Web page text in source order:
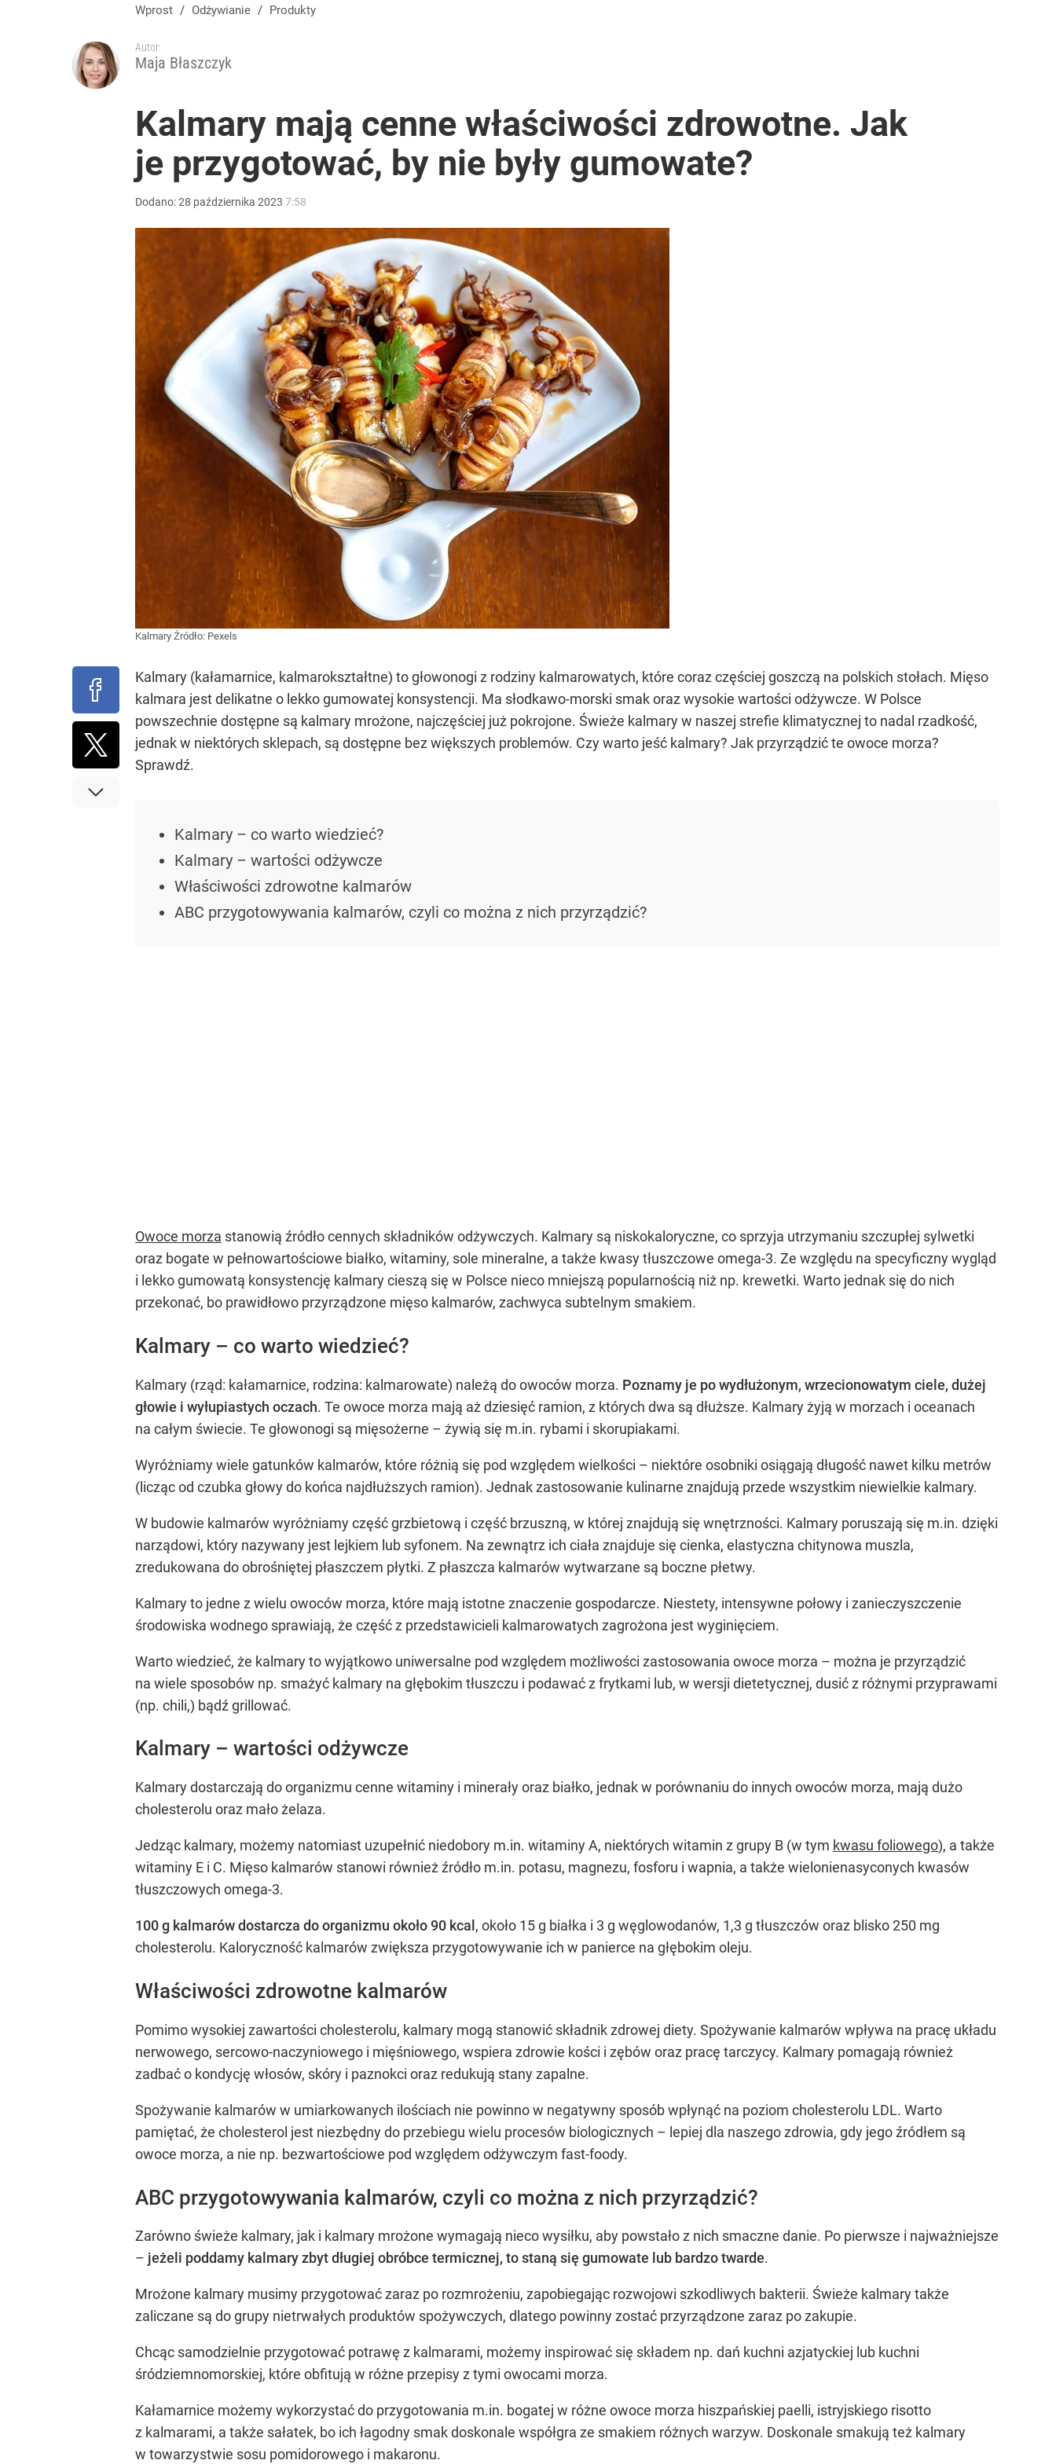
Wprost / Odżywianie / Produkty
Autor:
Maja Błaszczyk
Kalmary mają cenne właściwości zdrowotne. Jak
je przygotować, by nie były gumowate?
Dodano:28 października 2023 7:58
Kalmary Źródło: Pexels
Kalmary (kałamarnice, kalmarokształtne) to głowonogi z rodziny kalmarowatych, które coraz częściej goszczą na polskich stołach. Mięso
kalmara jest delikatne o lekko gumowatej konsystencji. Ma słodkawo-morski smak oraz wysokie wartości odżywcze. W Polsce
powszechnie dostępne są kalmary mrożone, najczęściej już pokrojone. Świeże kalmary w naszej strefie klimatycznej to nadal rzadkość,
jednak w niektórych sklepach, są dostępne bez większych problemów. Czy warto jeść kalmary? Jak przyrządzić te owoce morza?
Sprawdź.
Kalmary – co warto wiedzieć?
Kalmary – wartości odżywcze
Właściwości zdrowotne kalmarów
ABC przygotowywania kalmarów, czyli co można z nich przyrządzić?
Owoce morza stanowią źródło cennych składników odżywczych. Kalmary są niskokaloryczne, co sprzyja utrzymaniu szczupłej sylwetki
oraz bogate w pełnowartościowe białko, witaminy, sole mineralne, a także kwasy tłuszczowe omega-3. Ze względu na specyficzny wygląd
i lekko gumowatą konsystencję kalmary cieszą się w Polsce nieco mniejszą popularnością niż np. krewetki. Warto jednak się do nich
przekonać, bo prawidłowo przyrządzone mięso kalmarów, zachwyca subtelnym smakiem.
Kalmary – co warto wiedzieć?
Kalmary (rząd: kałamarnice, rodzina: kalmarowate) należą do owoców morza. Poznamy je po wydłużonym, wrzecionowatym ciele, dużej
głowie i wyłupiastych oczach. Te owoce morza mają aż dziesięć ramion, z których dwa są dłuższe. Kalmary żyją w morzach i oceanach
na całym świecie. Te głowonogi są mięsożerne – żywią się m.in. rybami i skorupiakami.
Wyróżniamy wiele gatunków kalmarów, które różnią się pod względem wielkości – niektóre osobniki osiągają długość nawet kilku metrów
(licząc od czubka głowy do końca najdłuższych ramion). Jednak zastosowanie kulinarne znajdują przede wszystkim niewielkie kalmary.
W budowie kalmarów wyróżniamy część grzbietową i część brzuszną, w której znajdują się wnętrzności. Kalmary poruszają się m.in. dzięki
narządowi, który nazywany jest lejkiem lub syfonem. Na zewnątrz ich ciała znajduje się cienka, elastyczna chitynowa muszla,
zredukowana do obrośniętej płaszczem płytki. Z płaszcza kalmarów wytwarzane są boczne płetwy.
Kalmary to jedne z wielu owoców morza, które mają istotne znaczenie gospodarcze. Niestety, intensywne połowy i zanieczyszczenie
środowiska wodnego sprawiają, że część z przedstawicieli kalmarowatych zagrożona jest wyginięciem.
Warto wiedzieć, że kalmary to wyjątkowo uniwersalne pod względem możliwości zastosowania owoce morza – można je przyrządzić
na wiele sposobów np. smażyć kalmary na głębokim tłuszczu i podawać z frytkami lub, w wersji dietetycznej, dusić z różnymi przyprawami
(np. chili,) bądź grillować.
Kalmary – wartości odżywcze
Kalmary dostarczają do organizmu cenne witaminy i minerały oraz białko, jednak w porównaniu do innych owoców morza, mają dużo
cholesterolu oraz mało żelaza.
Jedząc kalmary, możemy natomiast uzupełnić niedobory m.in. witaminy A, niektórych witamin z grupy B (w tym kwasu foliowego), a także
witaminy E i C. Mięso kalmarów stanowi również źródło m.in. potasu, magnezu, fosforu i wapnia, a także wielonienasyconych kwasów
tłuszczowych omega-3.
100 g kalmarów dostarcza do organizmu około 90 kcal , około 15 g białka i 3 g węglowodanów, 1,3 g tłuszczów oraz blisko 250 mg
cholesterolu. Kaloryczność kalmarów zwiększa przygotowywanie ich w panierce na głębokim oleju.
Właściwości zdrowotne kalmarów
Pomimo wysokiej zawartości cholesterolu, kalmary mogą stanowić składnik zdrowej diety. Spożywanie kalmarów wpływa na pracę układu
nerwowego, sercowo-naczyniowego i mięśniowego, wspiera zdrowie kości i zębów oraz pracę tarczycy. Kalmary pomagają również
zadbać o kondycję włosów, skóry i paznokci oraz redukują stany zapalne.
Spożywanie kalmarów w umiarkowanych ilościach nie powinno w negatywny sposób wpłynąć na poziom cholesterolu LDL. Warto
pamiętać, że cholesterol jest niezbędny do przebiegu wielu procesów biologicznych – lepiej dla naszego zdrowia, gdy jego źródłem są
owoce morza, a nie np. bezwartościowe pod względem odżywczym fast-foody.
ABC przygotowywania kalmarów, czyli co można z nich przyrządzić?
Zarówno świeże kalmary, jak i kalmary mrożone wymagają nieco wysiłku, aby powstało z nich smaczne danie. Po pierwsze i najważniejsze
– jeżeli poddamy kalmary zbyt długiej obróbce termicznej, to staną się gumowate lub bardzo twarde.
Mrożone kalmary musimy przygotować zaraz po rozmrożeniu, zapobiegając rozwojowi szkodliwych bakterii. Świeże kalmary także
zaliczane są do grupy nietrwałych produktów spożywczych, dlatego powinny zostać przyrządzone zaraz po zakupie.
Chcąc samodzielnie przygotować potrawę z kalmarami, możemy inspirować się składem np. dań kuchni azjatyckiej lub kuchni
śródziemnomorskiej, które obfitują w różne przepisy z tymi owocami morza.
Kałamarnice możemy wykorzystać do przygotowania m.in. bogatej w różne owoce morza hiszpańskiej paelli, istryjskiego risotto
z kalmarami, a także sałatek, bo ich łagodny smak doskonale współgra ze smakiem różnych warzyw. Doskonale smakują też kalmary
w towarzystwie sosu pomidorowego i makaronu.